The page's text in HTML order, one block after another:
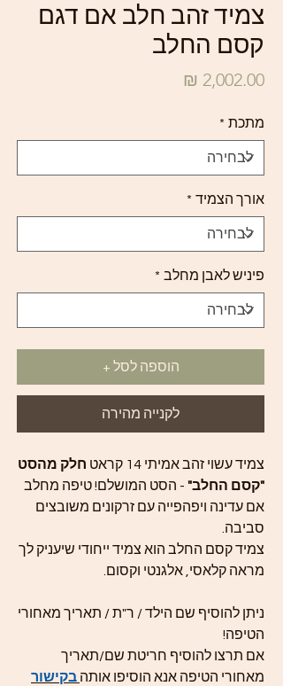
צמיד זהב חלב אם דגם
קסם החלב
מתכת *
אורך הצמיד *
פיניש לאבן מחלב *
הוספה לסל +
לקנייה מהירה
צמיד עשוי זהב אמיתי 14 קראט
חלק מהסט
"קסם החלב" - הסט המושלם! טיפה מחלב
אם עדינה ויפהפייה עם זרקונים משובצים
סביבה.
צמיד קסם החלב הוא צמיד ייחודי שיעניק לך
מראה קלאסי, אלגנטי וקסום.
ניתן להוסיף שם הילד / ר"ת / תאריך מאחורי
הטיפה!
אם תרצו להוסיף חריטת שם/תאריך
מאחורי הטיפה אנא הוסיפו אותה בקישור